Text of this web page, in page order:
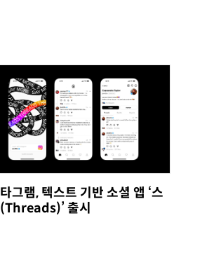
그램, 텍스트 기반 소셜 앱 ‘스
출시